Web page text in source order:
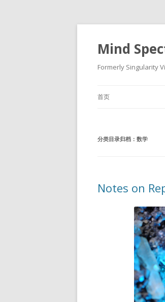
Mind
Formerly Singularity
首页
分类目录归档： 数学
Notes on